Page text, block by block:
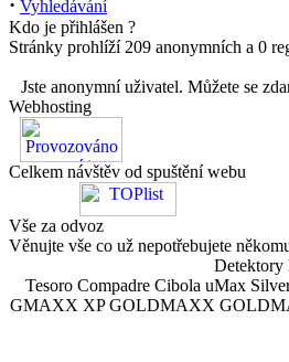
· Vyhledávání
Kdo je přihlášen ?
Stránky prohlíží 209 anonymních a 0
Jste anonymní uživatel. Můžete se
Webhosting
Celkem návštěv od spuštění webu
Vše za odvoz
Věnujte vše co už nepotřebujete
Detektory
Tesoro Compadre Cibola uMax
GMAXX XP GOLDMAXX